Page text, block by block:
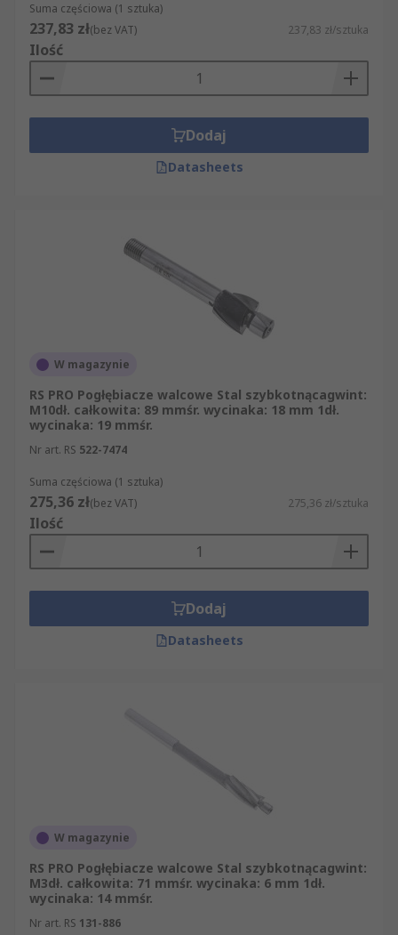
Suma częściowa (1 sztuka)
237,83 zł(bez VAT) 237,83 zł/sztuka
Ilość
Dodaj
Datasheets
W magazynie
RS PRO Pogłębiacze walcowe Stal szybkotnącagwint:
M10dł. całkowita: 89 mmśr. wycinaka: 18 mm 1dł.
wycinaka: 19 mmśr.
Nr art. RS 522-7474
Suma częściowa (1 sztuka)
275,36 zł(bez VAT) 275,36 zł/sztuka
Ilość
Dodaj
Datasheets
W magazynie
RS PRO Pogłębiacze walcowe Stal szybkotnącagwint:
M3dł. całkowita: 71 mmśr. wycinaka: 6 mm 1dł.
wycinaka: 14 mmśr.
Nr art. RS 131-886